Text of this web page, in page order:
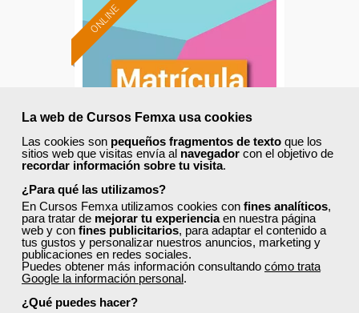
La web de Cursos Femxa usa cookies
Las cookies son pequeños fragmentos de texto que los
sitios web que visitas envía al navegador con el objetivo de
recordar información sobre tu visita.
¿Para qué las utilizamos?
En Cursos Femxa utilizamos cookies con fines analíticos,
para tratar de mejorar tu experienciaen nuestra página
web y con fines publicitarios, para adaptar el contenido a
tus gustos y personalizar nuestros anuncios, marketing y
publicaciones en redes sociales.
Puedes obtener más información consultando cómo trata
Google la información personal.
¿Qué puedes hacer?
ONLINE
Cursos Femxa
Autoconsumo, sistemas de
energías renovables para el
impulso de...